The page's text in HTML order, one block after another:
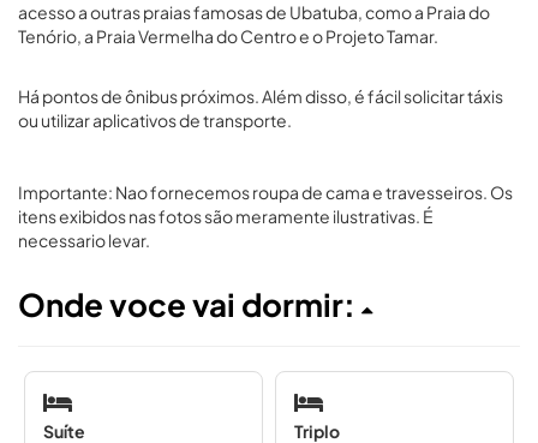
acesso a outras praias famosas de Ubatuba, como a Praia do
Tenório, a Praia Vermelha do Centro e o Projeto Tamar.
Há pontos de ônibus próximos. Além disso, é fácil solicitar táxis
ou utilizar aplicativos de transporte.
Importante: Nao fornecemos roupa de cama e travesseiros. Os
itens exibidos nas fotos são meramente ilustrativas. É
necessario levar.
Onde voce vai dormir:
Suíte Triplo